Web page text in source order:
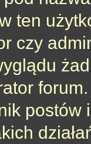
ten
czy
postów